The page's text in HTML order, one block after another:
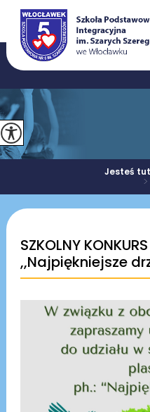
Jesteś
>
SZKOLNY
,,Najpiękniejsze